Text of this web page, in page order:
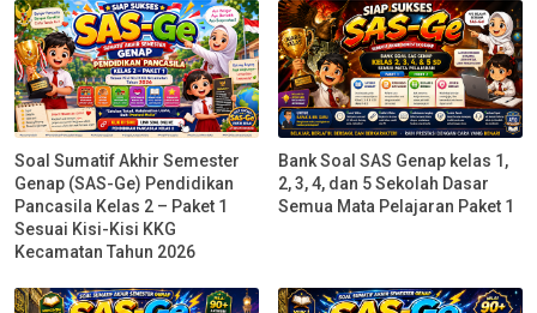
Soal Sumatif Akhir Semester
Genap (SAS-Ge) Pendidikan
Pancasila Kelas 2 – Paket 1
Sesuai Kisi-Kisi KKG
Kecamatan Tahun 2026
Bank Soal SAS Genap kelas 1,
2, 3, 4, dan 5 Sekolah Dasar
Semua Mata Pelajaran Paket 1